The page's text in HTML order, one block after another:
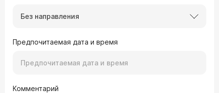
Без направления
Предпочитаемая дата и время
Комментарий